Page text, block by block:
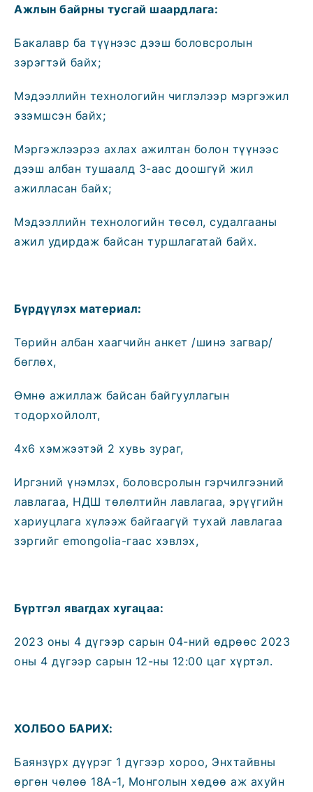
Ажлын байрны тусгай шаардлага:
Бакалавр ба түүнээс дээш боловсролын
зэрэгтэй байх;
Мэдээллийн технологийн чиглэлээр мэргэжил
эзэмшсэн байх;
Мэргэжлээрээ ахлах ажилтан болон түүнээс
дээш албан тушаалд 3-аас доошгүй жил
ажилласан байх;
Мэдээллийн технологийн төсөл, судалгааны
ажил удирдаж байсан туршлагатай байх.
Бүрдүүлэх материал:
Төрийн албан хаагчийн анкет /шинэ загвар/
бөглөх,
Өмнө ажиллаж байсан байгууллагын
тодорхойлолт,
4х6 хэмжээтэй 2 хувь зураг,
Иргэний үнэмлэх, боловсролын гэрчилгээний
лавлагаа, НДШ төлөлтийн лавлагаа, эрүүгийн
хариуцлага хүлээж байгаагүй тухай лавлагаа
зэргийг emongolia-гаас хэвлэх,
Бүртгэл явагдах хугацаа:
2023 оны 4 дүгээр сарын 04-ний өдрөөс 2023
оны 4 дүгээр сарын 12-ны 12:00 цаг хүртэл.
ХОЛБОО БАРИХ:
Баянзүрх дүүрэг 1 дүгээр хороо, Энхтайвны
өргөн чөлөө 18А-1, Монголын хөдөө аж ахуйн